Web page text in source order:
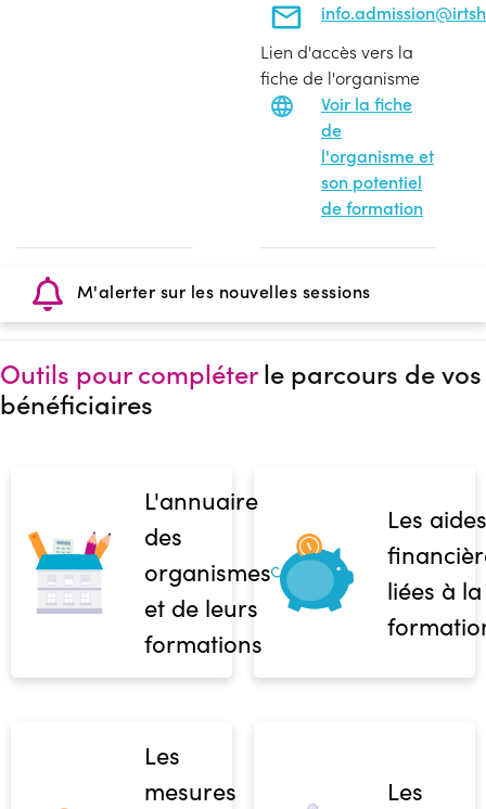
Lien d'accès vers la
fiche de l'organisme
Voir la fiche
de
l'organisme et
son potentiel
de formation
M'alerter sur les nouvelles sessions
Outils pour compléterle parcours de vos
bénéficiaires
L'annuaire
des
organismes
et de leurs
formations
Les aides
liées à la
Les
mesures
Les